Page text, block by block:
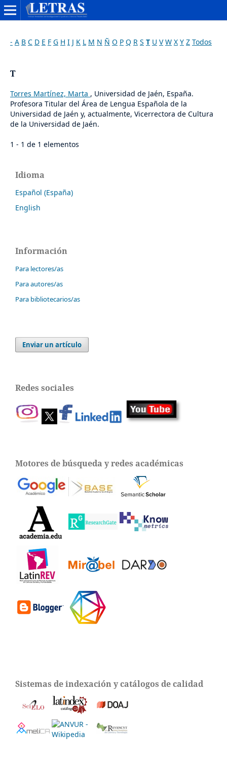
- A B C D E F G H I J K L M N Ñ O P Q R S T U V W X Y Z Todos
T
Torres Martínez, Marta , Universidad de Jaén, España.
Profesora Titular del Área de Lengua Española de la
Universidad de Jaén y, actualmente, Vicerrectora de Cultura
de la Universidad de Jaén.
1 - 1 de 1 elementos
Idioma
Español (España)
English
Información
Para lectores/as
Para autores/as
Para bibliotecarios/as
Enviar un artículo
Redes sociales
Motores de búsqueda y redes académicas
Sistemas de indexación y catálogos de calidad